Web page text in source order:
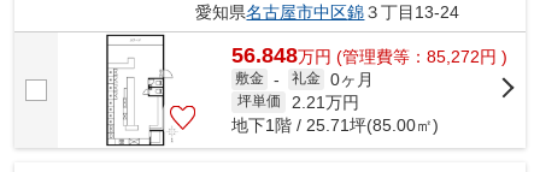
愛知県名古屋市中区錦３丁目13-24
56.848万円 (管理費等：85,272円 )
敷金 - 礼金 0ヶ月
坪単価 2.21万円
地下1階 / 25.71坪(85.00㎡)